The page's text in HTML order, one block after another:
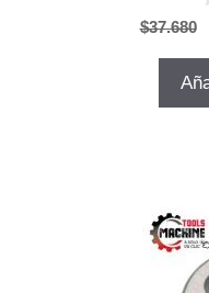
$37.680